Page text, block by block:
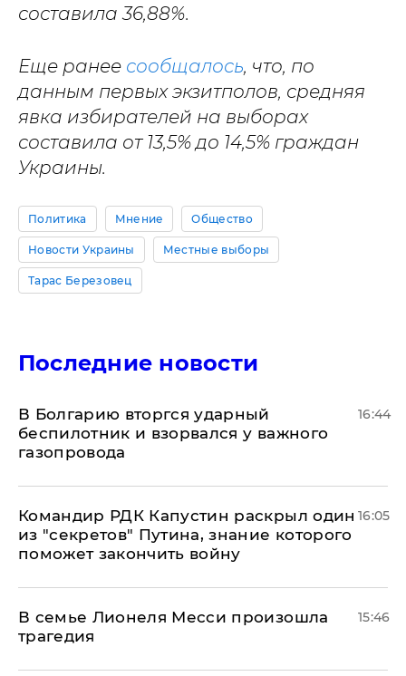
составила 36,88%.
Еще ранее сообщалось, что, по
данным первых экзитполов, средняя
явка избирателей на выборах
составила от 13,5% до 14,5% граждан
Украины.
Политика Мнение Общество
Новости Украины Местные выборы
Тарас Березовец
Последние новости
В Болгарию вторгся ударный
беспилотник и взорвался у важного
газопровода
16:44
Командир РДК Капустин раскрыл один
из "секретов" Путина, знание которого
поможет закончить войну
16:05
В семье Лионеля Месси произошла
трагедия
15:46